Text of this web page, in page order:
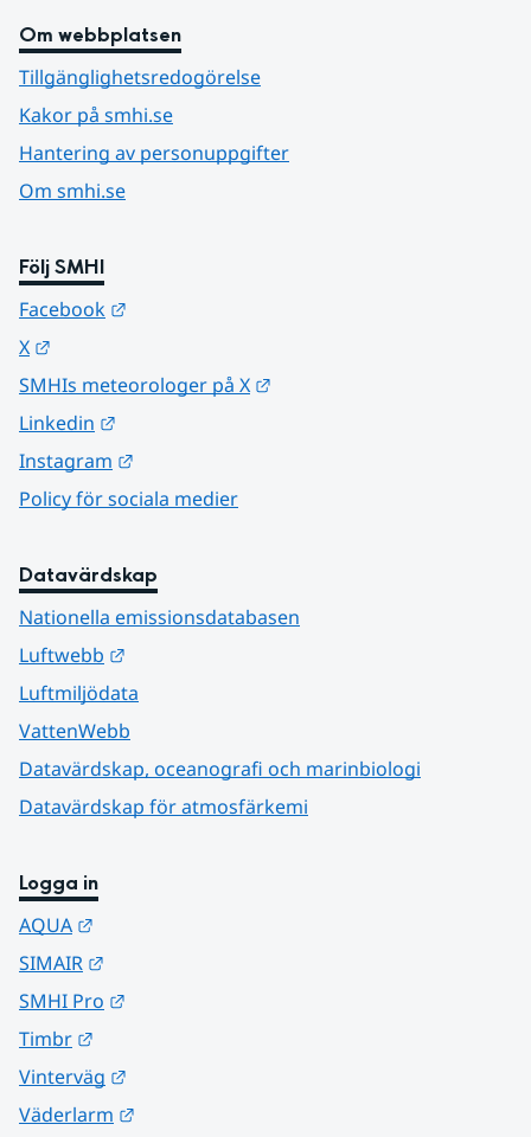
Om webbplatsen
Tillgänglighetsredogörelse
Kakor på smhi.se
Hantering av personuppgifter
Om smhi.se
Följ SMHI
Facebook
X
SMHIs meteorologer på X
Linkedin
Instagram
Policy för sociala medier
Datavärdskap
Nationella emissionsdatabasen
Luftwebb
Luftmiljödata
VattenWebb
Datavärdskap, oceanografi och marinbiologi
Datavärdskap för atmosfärkemi
Logga in
AQUA
SIMAIR
SMHI Pro
Timbr
Vinterväg
Väderlarm